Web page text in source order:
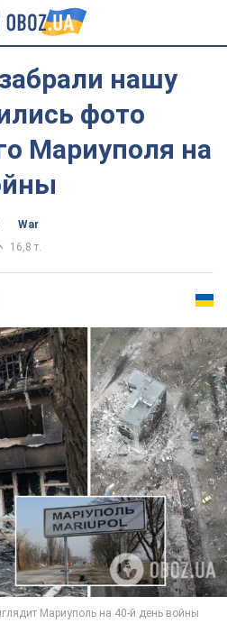
нашу
фото
Мариуполя на
War
16,8 т.